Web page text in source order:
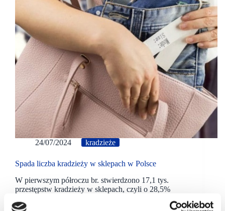
24/07/2024 kradzieże
Spada liczba kradzieży w sklepach w Polsce
W pierwszym półroczu br. stwierdzono 17,1 tys.
przestępstw kradzieży w sklepach, czyli o 28,5%
liczba wykroczeń kradzieży również spadła.